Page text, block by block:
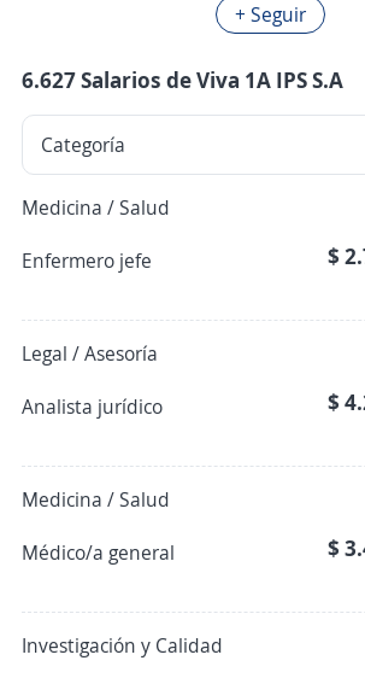
+ Seguir
6.627 Salarios de Viva 1A IPS S.A
Medicina / Salud
Enfermero jefe
$
Legal / Asesoría
Analista jurídico
$
Medicina / Salud
Médico/a general
$
Investigación y Calidad